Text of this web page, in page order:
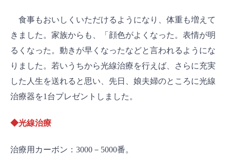
食事もおいしくいただけるようになり、体重も増えて
きました。家族からも、「顔色がよくなった。表情が明
るくなった。動きが早くなったなどと言われるようにな
りました。若いうちから光線治療を行えば、さらに充実
した人生を送れると思い、先日、娘夫婦のところに光線
治療器を1台プレゼントしました。
◆光線治療
治療用カーボン：3000－5000番。